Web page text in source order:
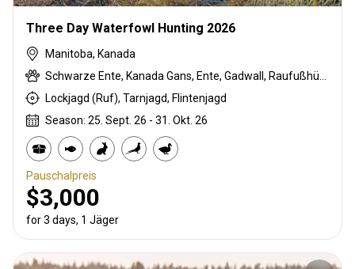
Three Day Waterfowl Hunting 2026
Manitoba, Kanada
Lockjagd (Ruf), Tarnjagd, Flintenjagd
Season: 25. Sept. 26 - 31. Okt. 26
Pauschalpreis
$3,000
for 3 days, 1 Jäger